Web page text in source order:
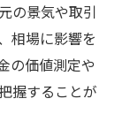
ント集
を解説
ト解説
れを紹介
の景気や取引
相場に影響を
の価値測定や
握することが